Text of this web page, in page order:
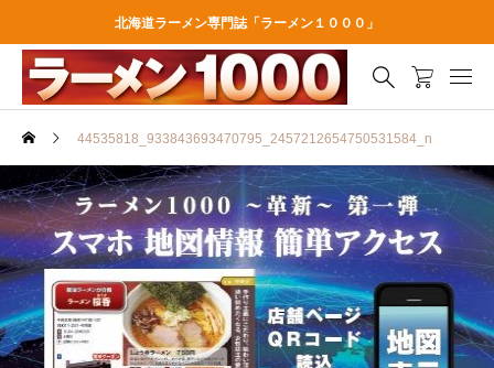
北海道ラーメン専門誌「ラーメン１０００」
44535818_933843693470795_2457212654750531584_n